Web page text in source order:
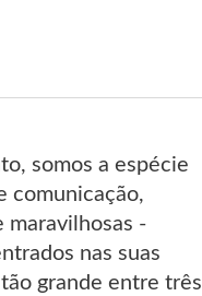
somos a espécie
comunicação,
maravilhosas -
nas suas
grande entre três